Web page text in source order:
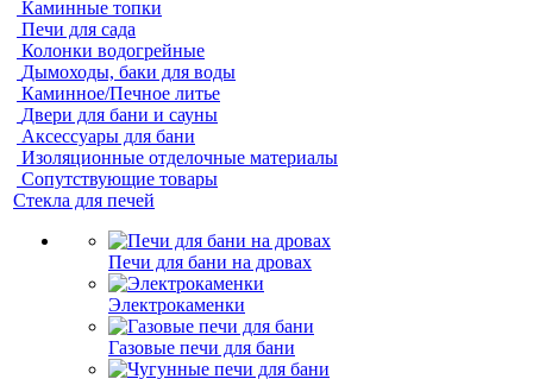
Каминные топки
Печи для сада
Колонки водогрейные
Дымоходы, баки для воды
Каминное/Печное литье
Двери для бани и сауны
Аксессуары для бани
Изоляционные отделочные материалы
Сопутствующие товары
Стекла для печей
Печи для бани на дровах
Электрокаменки
Газовые печи для бани